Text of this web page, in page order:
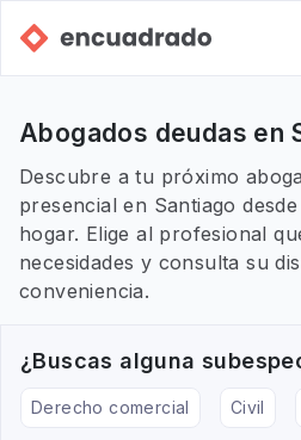
Abogados deudas en
Descubre a tu próximo
presencial en Santiago
hogar. Elige al profesional
necesidades y consulta su
conveniencia.
¿Buscas alguna
Derecho comercial Civil